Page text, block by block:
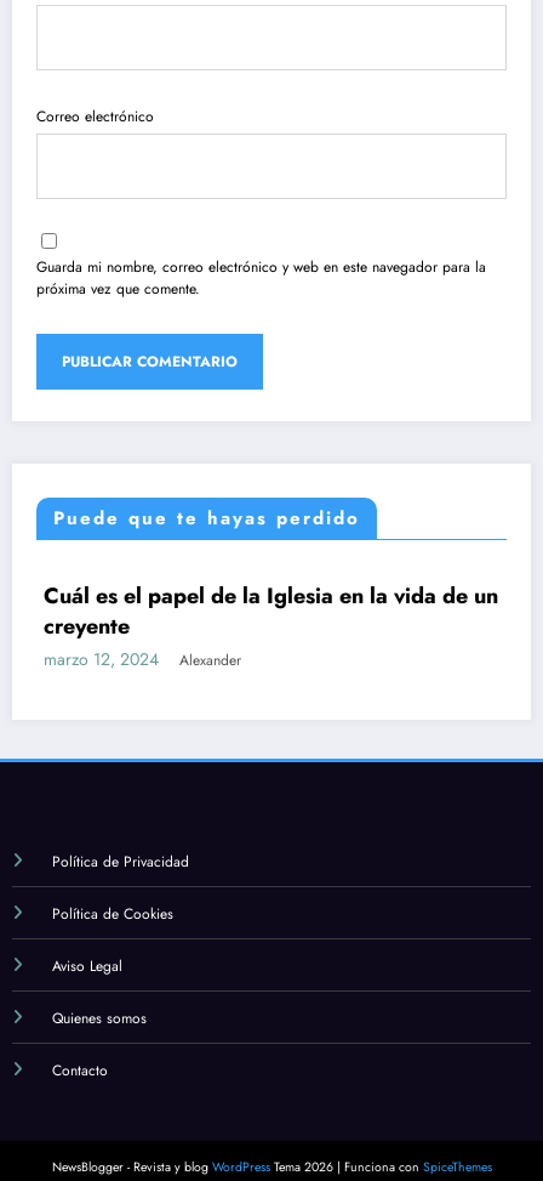
Correo electrónico
Guarda mi nombre, correo electrónico y web en este navegador para la
próxima vez que comente.
Puede que te hayas perdido
UNCATEGORIZED
Cuál es el papel de la Iglesia en la vida de un
creyente
marzo 12, 2024 Alexander
Política de Privacidad
Política de Cookies
Aviso Legal
Quienes somos
Contacto
NewsBlogger - Revista y blog WordPressTema 2026 | Funciona con SpiceThemes